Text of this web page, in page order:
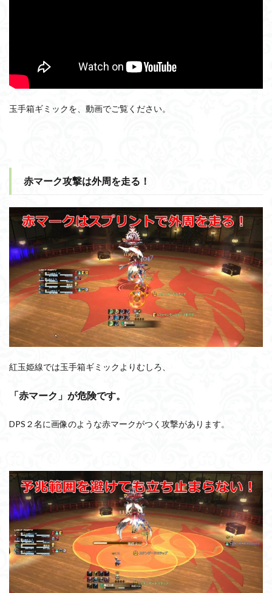
玉手箱ギミックを、動画でご覧ください。
赤マーク攻撃は外周を走る！
紅玉姫線では玉手箱ギミックよりむしろ、
「赤マーク」が危険です。
DPS２名に画像のような赤マークがつく攻撃があります。